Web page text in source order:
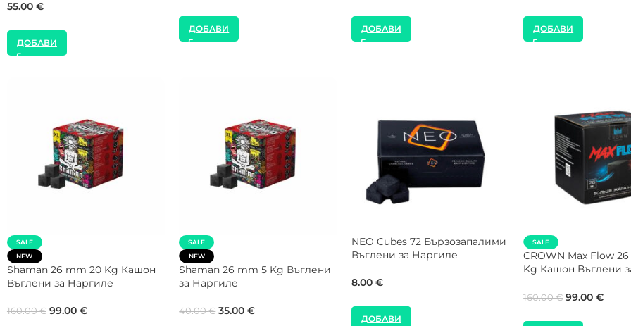
ДОБАВИ
ДОБАВИ
ДОБАВИ ДОБАВИ
NEW
Gorilla Cube 27 mm 1 Kg Кутия
Въглени за Наргиле
SALE
CROWN Max Flow 26 mm 5 Kg
Кутия Въглени за Наргиле
SALE
NEW
за Наргиле
40.00 35.00
SALE
CROWN 26 mm 20
Въглени за Наргиле
160.00€ 99.00€